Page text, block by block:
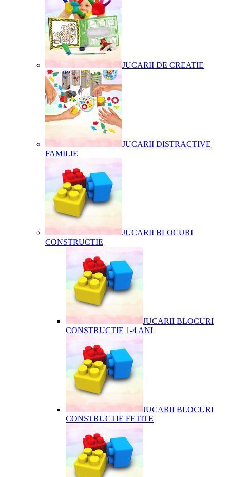
JUCARII DE CREATIE
JUCARII DISTRACTIVE
FAMILIE
JUCARII BLOCURI
CONSTRUCTIE
JUCARII BLOCURI
CONSTRUCTIE 1-4 ANI
JUCARII BLOCURI
CONSTRUCTIE FETITE